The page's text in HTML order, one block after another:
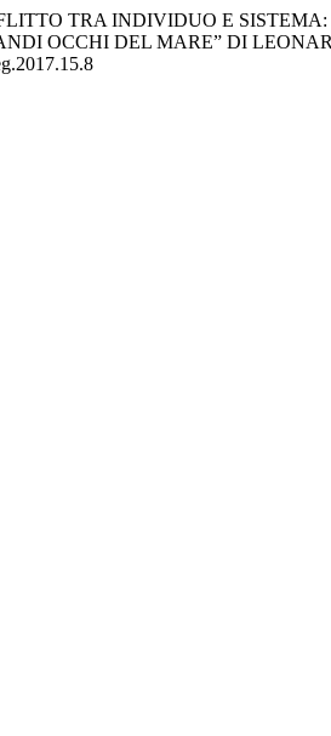
TRA INDIVIDUO E
OCCHI DEL MARE” DI